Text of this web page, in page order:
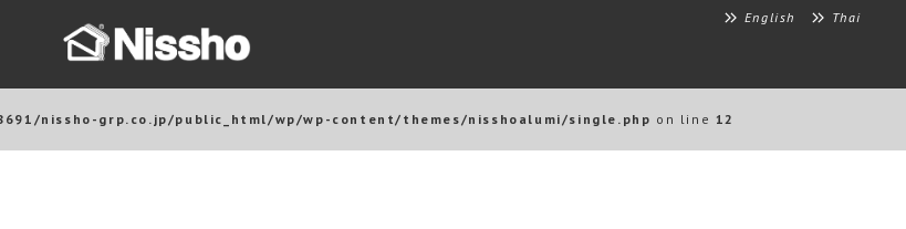
English Thai
nissho-grp.co.jp/public_html/wp/wp-content/themes/nisshoalumi/single.php on line 12